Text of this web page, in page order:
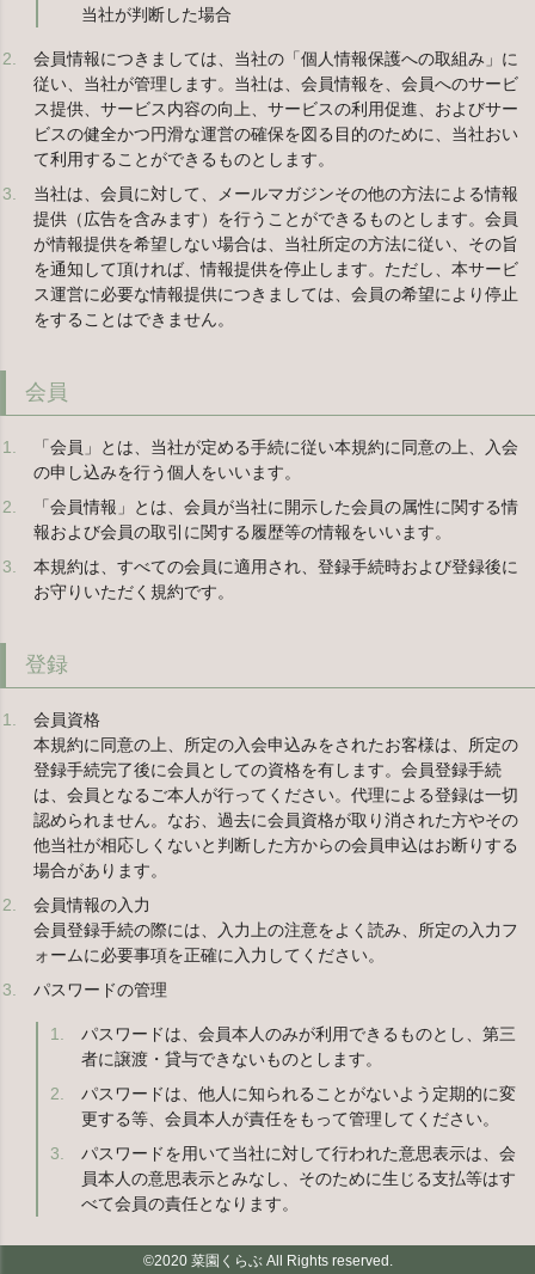
当社が判断した場合
会員情報につきましては、当社の「個人情報保護への取組み」に
従い、当社が管理します。当社は、会員情報を、会員へのサービ
ス提供、サービス内容の向上、サービスの利用促進、およびサー
ビスの健全かつ円滑な運営の確保を図る目的のために、当社おい
て利用することができるものとします。
当社は、会員に対して、メールマガジンその他の方法による情報
提供（広告を含みます）を行うことができるものとします。会員
が情報提供を希望しない場合は、当社所定の方法に従い、その旨
を通知して頂ければ、情報提供を停止します。ただし、本サービ
ス運営に必要な情報提供につきましては、会員の希望により停止
をすることはできません。
会員
「会員」とは、当社が定める手続に従い本規約に同意の上、入会
の申し込みを行う個人をいいます。
「会員情報」とは、会員が当社に開示した会員の属性に関する情
報および会員の取引に関する履歴等の情報をいいます。
本規約は、すべての会員に適用され、登録手続時および登録後に
お守りいただく規約です。
登録
会員資格
本規約に同意の上、所定の入会申込みをされたお客様は、所定の
登録手続完了後に会員としての資格を有します。会員登録手続
は、会員となるご本人が行ってください。代理による登録は一切
認められません。なお、過去に会員資格が取り消された方やその
他当社が相応しくないと判断した方からの会員申込はお断りする
場合があります。
会員情報の入力
会員登録手続の際には、入力上の注意をよく読み、所定の入力フ
ォームに必要事項を正確に入力してください。
パスワードの管理
パスワードは、会員本人のみが利用できるものとし、第三
者に譲渡・貸与できないものとします。
パスワードは、他人に知られることがないよう定期的に変
更する等、会員本人が責任をもって管理してください。
パスワードを用いて当社に対して行われた意思表示は、会
員本人の意思表示とみなし、そのために生じる支払等はす
べて会員の責任となります。
©2020 菜園くらぶ All Rights reserved.